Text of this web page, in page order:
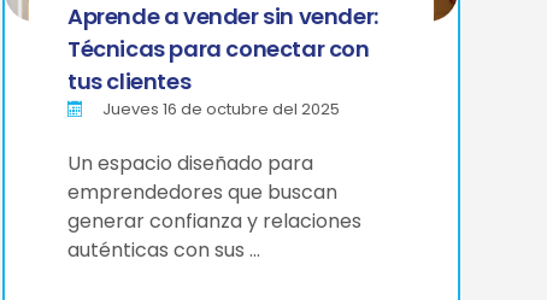
Aprende a vender sin vender:
Técnicas para conectar con
tus clientes
Jueves 16 de octubre del 2025
Un espacio diseñado para
emprendedores que buscan
generar confianza y relaciones
auténticas con sus …